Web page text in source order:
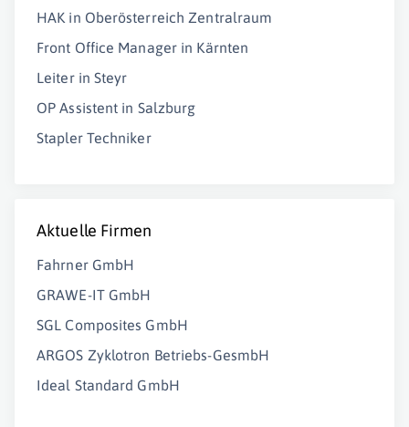
HAK in Oberösterreich Zentralraum
Front Office Manager in Kärnten
Leiter in Steyr
OP Assistent in Salzburg
Stapler Techniker
Aktuelle Firmen
Fahrner GmbH
GRAWE-IT GmbH
SGL Composites GmbH
ARGOS Zyklotron Betriebs-GesmbH
Ideal Standard GmbH